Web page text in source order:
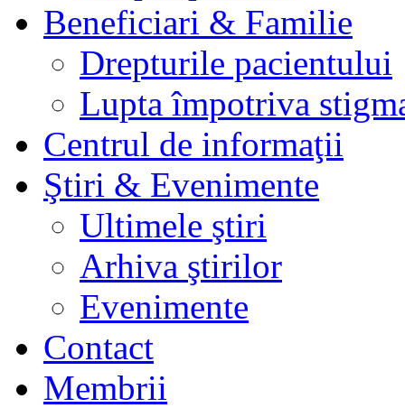
Beneficiari & Familie
Drepturile pacientului
Lupta împotriva
Centrul de informaţii
Ştiri & Evenimente
Ultimele ştiri
Arhiva ştirilor
Evenimente
Contact
Membrii